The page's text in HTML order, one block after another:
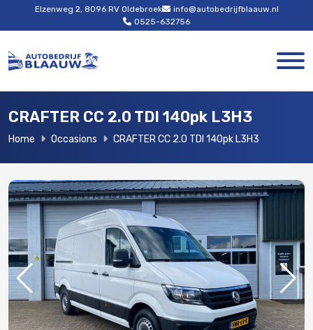
Elzenweg 2, 8096 RV Oldebroek
info@autobedrijfblaauw.nl
0525-632756
CRAFTER CC 2.0 TDI 140pk L3H3
Home Occasions CRAFTER CC 2.0 TDI 140pk L3H3